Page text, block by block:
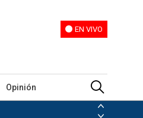
EN VIVO
Opinión